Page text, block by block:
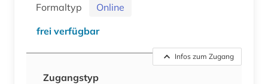
Formaltyp
Online
frei verfügbar
Infos zum Zugang
Zugangstyp